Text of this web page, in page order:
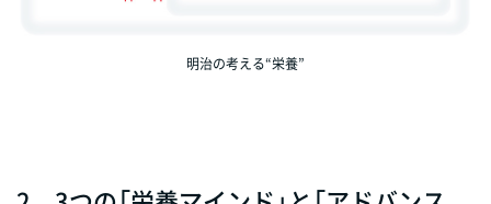
明治の考える“栄養”